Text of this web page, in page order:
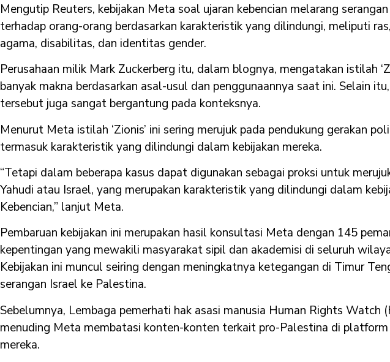
Mengutip Reuters, kebijakan Meta soal ujaran kebencian melarang
terhadap orang-orang berdasarkan karakteristik yang dilindungi, meliputi
agama, disabilitas, dan identitas gender.
Perusahaan milik Mark Zuckerberg itu, dalam blognya, mengatakan istilah
banyak makna berdasarkan asal-usul dan penggunaannya saat ini. Selain
tersebut juga sangat bergantung pada konteksnya.
Menurut Meta istilah ‘Zionis’ ini sering merujuk pada pendukung gerakan
termasuk karakteristik yang dilindungi dalam kebijakan mereka.
“Tetapi dalam beberapa kasus dapat digunakan sebagai proksi untuk
Yahudi atau Israel, yang merupakan karakteristik yang dilindungi dalam
Kebencian,” lanjut Meta.
Pembaruan kebijakan ini merupakan hasil konsultasi Meta dengan 145
kepentingan yang mewakili masyarakat sipil dan akademisi di seluruh
Kebijakan ini muncul seiring dengan meningkatnya ketegangan di Timur
serangan Israel ke Palestina.
Sebelumnya, Lembaga pemerhati hak asasi manusia Human Rights Watch
menuding Meta membatasi konten-konten terkait pro-Palestina di
mereka.